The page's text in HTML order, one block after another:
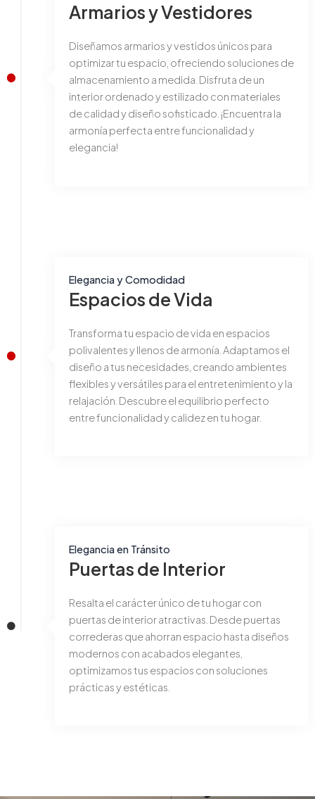
Armarios y Vestidores
Diseñamos armarios y vestidos únicos para
optimizar tu espacio, ofreciendo soluciones de
almacenamiento a medida. Disfruta de un
interior ordenado y estilizado con materiales
de calidad y diseño sofisticado. ¡Encuentra la
armonía perfecta entre funcionalidad y
elegancia!
Elegancia y Comodidad
Espacios de Vida
Transforma tu espacio de vida en espacios
polivalentes y llenos de armonía. Adaptamos el
diseño a tus necesidades, creando ambientes
flexibles y versátiles para el entretenimiento y la
relajación. Descubre el equilibrio perfecto
entre funcionalidad y calidez en tu hogar.
Elegancia en Tránsito
Puertas de Interior
Resalta el carácter único de tu hogar con
puertas de interior atractivas. Desde puertas
correderas que ahorran espacio hasta diseños
modernos con acabados elegantes,
optimizamos tus espacios con soluciones
prácticas y estéticas.